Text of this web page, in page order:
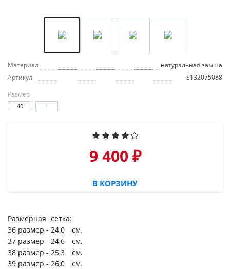
Материал
натуральная замша
Артикул
S132075088
Размер
40 -
9 400 ₽
В КОРЗИНУ
Размерная сетка:
36 размер - 24,0
см.
37 размер - 24,6
см.
38 размер - 25,3
см.
39 размер - 26,0
см.